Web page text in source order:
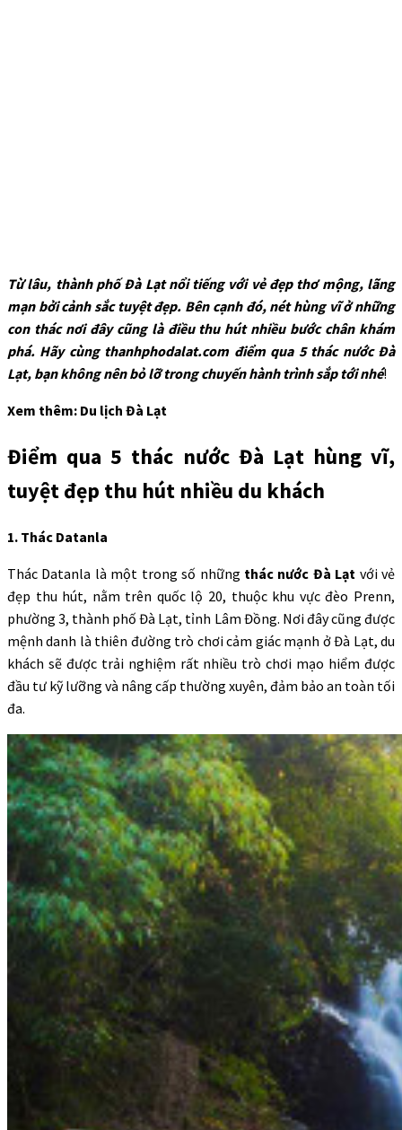
Từ lâu, thành phố Đà Lạt nổi tiếng với vẻ đẹp thơ mộng, lãng
mạn bởi cảnh sắc tuyệt đẹp. Bên cạnh đó, nét hùng vĩ ở những
con thác nơi đây cũng là điều thu hút nhiều bước chân khám
phá. Hãy cùng thanhphodalat.com điểm qua 5 thác nước Đà
Lạt, bạn không nên bỏ lỡ trong chuyến hành trình sắp tới nhé!
Xem thêm: Du lịch Đà Lạt
Điểm qua 5 thác nước Đà Lạt hùng vĩ,
tuyệt đẹp thu hút nhiều du khách
1. Thác Datanla
Thác Datanla là một trong số những thác nước Đà Lạt với vẻ
đẹp thu hút, nằm trên quốc lộ 20, thuộc khu vực đèo Prenn,
phường 3, thành phố Đà Lạt, tỉnh Lâm Đồng. Nơi đây cũng được
mệnh danh là thiên đường trò chơi cảm giác mạnh ở Đà Lạt, du
khách sẽ được trải nghiệm rất nhiều trò chơi mạo hiểm được
đầu tư kỹ lưỡng và nâng cấp thường xuyên, đảm bảo an toàn tối
đa.